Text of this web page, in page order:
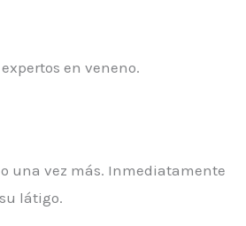
expertos en veneno.
una vez más. Inmediatamente
látigo.